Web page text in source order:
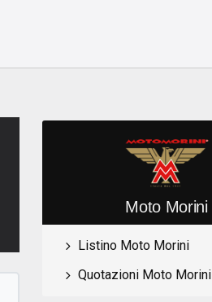
Moto Morini
Listino Moto Morini
Quotazioni Moto Morini